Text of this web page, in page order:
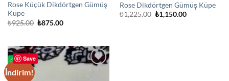
Rose Küçük Dikdörtgen Gümüş
Küpe
₺925.00 Orijinal
₺875.00Şu
Rose Dikdörtgen Gümüş Küpe
₺1,225.00 Orijinal
fiyat:
₺1,150.00Şu
Save
İndirim!